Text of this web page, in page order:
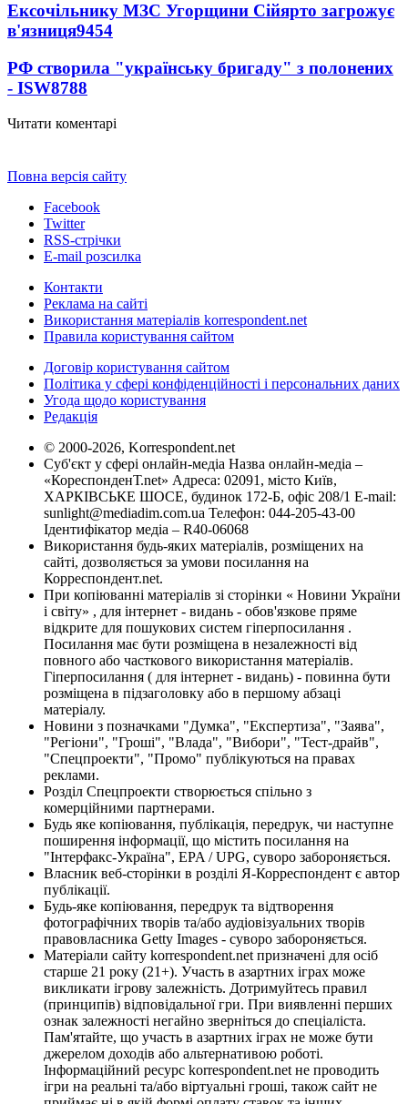
Ексочільнику МЗС Угорщини Сійярто загрожує
в'язниця9454
РФ створила "українську бригаду" з полонених
- ISW8788
Читати коментарі
Повна версія сайту
Facebook
Twitter
RSS-стрічки
E-mail розсилка
Контакти
Реклама на сайті
Використання матеріалів korrespondent.net
Правила користування сайтом
Договір користування сайтом
Політика у сфері конфіденційності і персональних даних
Угода щодо користування
Редакція
© 2000-2026, Korrespondent.net
Суб'єкт у сфері онлайн-медіа Назва онлайн-медіа –
«КореспонденТ.net» Адреса: 02091, місто Київ,
ХАРКІВСЬКЕ ШОСЕ, будинок 172-Б, офіс 208/1 E-mail:
sunlight@mediadim.com.ua Телефон: 044-205-43-00
Ідентифікатор медіа – R40-06068
Використання будь-яких матеріалів, розміщених на
сайті, дозволяється за умови посилання на
Корреспондент.net.
При копіюванні матеріалів зі сторінки « Новини України
і світу» , для інтернет - видань - обов'язкове пряме
відкрите для пошукових систем гіперпосилання .
Посилання має бути розміщена в незалежності від
повного або часткового використання матеріалів.
Гіперпосилання ( для інтернет - видань) - повинна бути
розміщена в підзаголовку або в першому абзаці
матеріалу.
Новини з позначками "Думка", "Експертиза", "Заява",
"Регіони", "Гроші", "Влада", "Вибори", "Тест-драйв",
"Спецпроекти", "Промо" публікуються на правах
реклами.
Розділ Спецпроекти створюється спільно з
комерційними партнерами.
Будь яке копіювання, публікація, передрук, чи наступне
поширення інформації, що містить посилання на
"Інтерфакс-Україна", EPA / UPG, суворо забороняється.
Власник веб-сторінки в розділі Я-Корреспондент є автор
публікації.
Будь-яке копіювання, передрук та відтворення
фотографічних творів та/або аудіовізуальних творів
правовласника Getty Images - суворо забороняється.
Матеріали сайту korrespondent.net призначені для осіб
старше 21 року (21+). Участь в азартних іграх може
викликати ігрову залежність. Дотримуйтесь правил
(принципів) відповідальної гри. При виявленні перших
ознак залежності негайно зверніться до спеціаліста.
Пам'ятайте, що участь в азартних іграх не може бути
джерелом доходів або альтернативою роботі.
Інформаційний ресурс korrespondent.net не проводить
ігри на реальні та/або віртуальні гроші, також сайт не